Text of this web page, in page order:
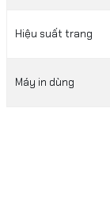
Hiệu suất trang
Máy in dùng